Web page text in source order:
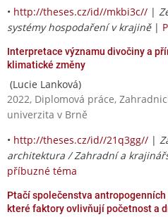
• http://theses.cz/id//mkbi3c// |
systémy hospodaření v krajině|
Interpretace významu divočiny a
klimatické změny
(Lucie Lanková)
2022, Diplomová práce,
univerzita v Brně
• http://theses.cz/id//21q3gg// |
architektura / Zahradní a
příbuzné téma
Ptačí společenstva antropogenních
které faktory ovlivňují početnost a